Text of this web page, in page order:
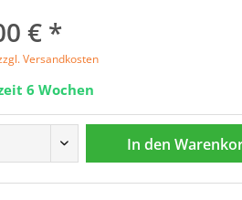
€ *
Versandkosten
6 Wochen
In den